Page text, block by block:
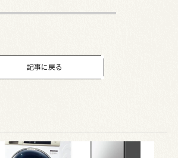
記事に戻る